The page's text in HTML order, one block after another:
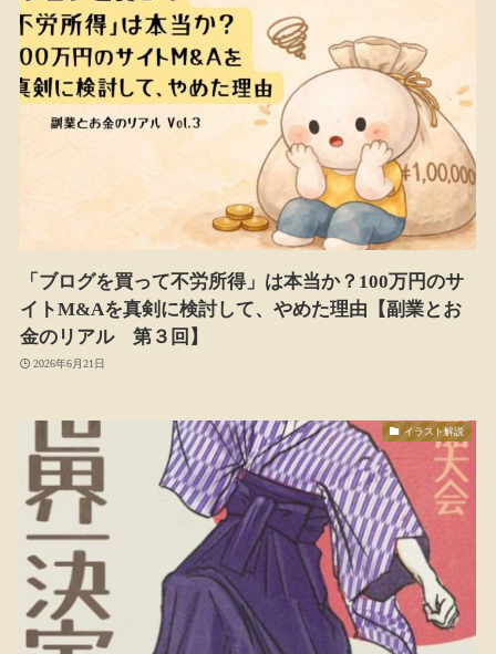
「ブログを買って不労所得」は本当か？100万円のサ
イトM&Aを真剣に検討して、やめた理由【副業とお
金のリアル 第３回】
2026年6月21日
イラスト解説